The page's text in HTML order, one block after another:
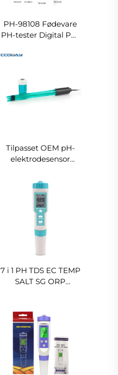
PH-98108 Fødevare
PH-tester Digital PH-
Glaselektrode til Vand
til Køkken
Tilpasset OEM pH-
elektrodesensor
sensor med ORP-
elektrode til
vandtestere
7 i 1 PH TDS EC TEMP
SALT SG ORP
meter til akvarium
pool